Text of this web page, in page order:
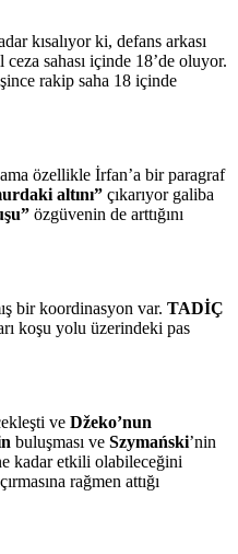
kısalıyor ki, defans arkası
sahası içinde 18’de oluyor.
rakip saha 18 içinde
özellikle İrfan’a bir paragraf
altını” çıkarıyor galiba
özgüvenin de arttığını
bir koordinasyon var. TADİÇ
koşu yolu üzerindeki pas
ve Džeko’nun
buluşması ve Szymański’nin
kadar etkili olabileceğini
rağmen attığı